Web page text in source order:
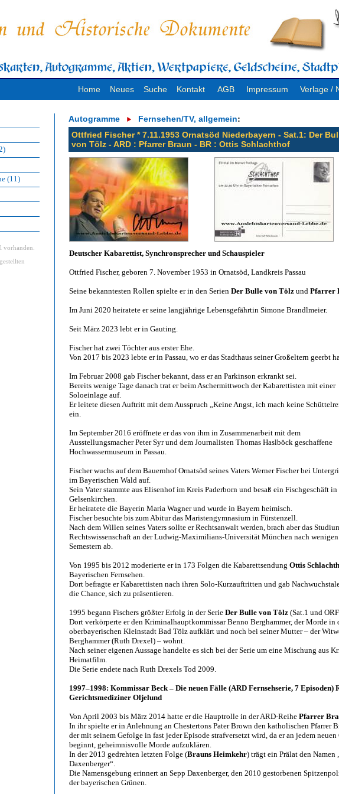
Home Neues Suche Kontakt AGB Impressum Verlage /
(11)
vorhanden.
Autogramme Fernsehen/TV, allgemein:
Ottfried Fischer * 7.11.1953 Ornatsöd Niederbayern - Sat.1: Der
von Tölz - ARD : Pfarrer Braun - BR : Ottis Schlachthof
Deutscher Kabarettist, Synchronsprecher und Schauspieler
Ottfried Fischer, geboren 7. November 1953 in Ornatsöd, Landkreis Passau
Seine bekanntesten Rollen spielte er in den Serien Der Bulle von Tölz und Pfarrer
Im Juni 2020 heiratete er seine langjährige Lebensgefährtin Simone Brandlmeier.
Seit März 2023 lebt er in Gauting.
Fischer hat zwei Töchter aus erster Ehe.
Von 2017 bis 2023 lebte er in Passau, wo er das Stadthaus seiner Großeltern geerbt
Im Februar 2008 gab Fischer bekannt, dass er an Parkinson erkrankt sei.
Bereits wenige Tage danach trat er beim Aschermittwoch der Kabarettisten mit einer
Soloeinlage auf.
Er leitete diesen Auftritt mit dem Ausspruch „Keine Angst, ich mach keine
ein.
Im September 2016 eröffnete er das von ihm in Zusammenarbeit mit dem
Ausstellungsmacher Peter Syr und dem Journalisten Thomas Haslböck geschaffene
Hochwassermuseum in Passau.
Fischer wuchs auf dem Bauernhof Ornatsöd seines Vaters Werner Fischer bei
im Bayerischen Wald auf.
Sein Vater stammte aus Elisenhof im Kreis Paderborn und besaß ein Fischgeschäft in
Gelsenkirchen.
Er heiratete die Bayerin Maria Wagner und wurde in Bayern heimisch.
Fischer besuchte bis zum Abitur das Maristengymnasium in Fürstenzell.
Nach dem Willen seines Vaters sollte er Rechtsanwalt werden, brach aber das
Rechtswissenschaft an der Ludwig-Maximilians-Universität München nach wenigen
Semestern ab.
Von 1995 bis 2012 moderierte er in 173 Folgen die Kabarettsendung Ottis
Bayerischen Fernsehen.
Dort befragte er Kabarettisten nach ihren Solo-Kurzauftritten und gab
die Chance, sich zu präsentieren.
1995 begann Fischers größter Erfolg in der Serie Der Bulle von Tölz (Sat.1 und
Dort verkörperte er den Kriminalhauptkommissar Benno Berghammer, der Morde in
oberbayerischen Kleinstadt Bad Tölz aufklärt und noch bei seiner Mutter – der
Berghammer (Ruth Drexel) – wohnt.
Nach seiner eigenen Aussage handelte es sich bei der Serie um eine Mischung aus
Heimatfilm.
Die Serie endete nach Ruth Drexels Tod 2009.
1997–1998: Kommissar Beck – Die neuen Fälle (ARD Fernsehserie, 7 Episoden)
Gerichtsmediziner Oljelund
Von April 2003 bis März 2014 hatte er die Hauptrolle in der ARD-Reihe Pfarrer
In ihr spielte er in Anlehnung an Chestertons Pater Brown den katholischen Pfarrer
der mit seinem Gefolge in fast jeder Episode strafversetzt wird, da er an jedem neuen
beginnt, geheimnisvolle Morde aufzuklären.
In der 2013 gedrehten letzten Folge (Brauns Heimkehr) trägt ein Prälat den Namen
Daxenberger“.
Die Namensgebung erinnert an Sepp Daxenberger, den 2010 gestorbenen
der bayerischen Grünen.